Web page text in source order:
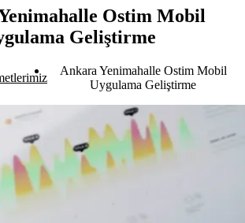
Ostim Mobil
Geliştirme
Ankara Yenimahalle Ostim Mobil
Uygulama Geliştirme